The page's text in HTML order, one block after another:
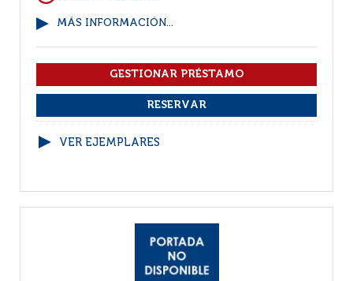
MÁS INFORMACIÓN...
VER EJEMPLARES